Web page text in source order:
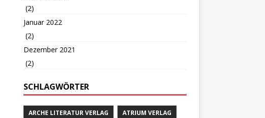
(2)
Januar 2022
(2)
Dezember 2021
(2)
SCHLAGWÖRTER
ARCHE LITERATUR VERLAG ATRIUM VERLAG